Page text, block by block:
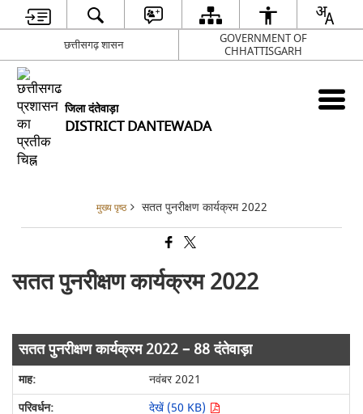
छत्तीसगढ़ शासन
GOVERNMENT OF
CHHATTISGARH
जिला दंतेवाड़ा
DISTRICT DANTEWADA
मुख्य पृष्ठ सतत पुनरीक्षण कार्यक्रम 2022
सतत पुनरीक्षण कार्यक्रम 2022
सतत पुनरीक्षण कार्यक्रम 2022 – 88 दंतेवाड़ा
नवंबर 2021
देखें (50 KB)